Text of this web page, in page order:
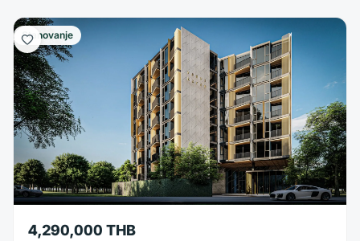
Stanovanje
4,290,000 THB